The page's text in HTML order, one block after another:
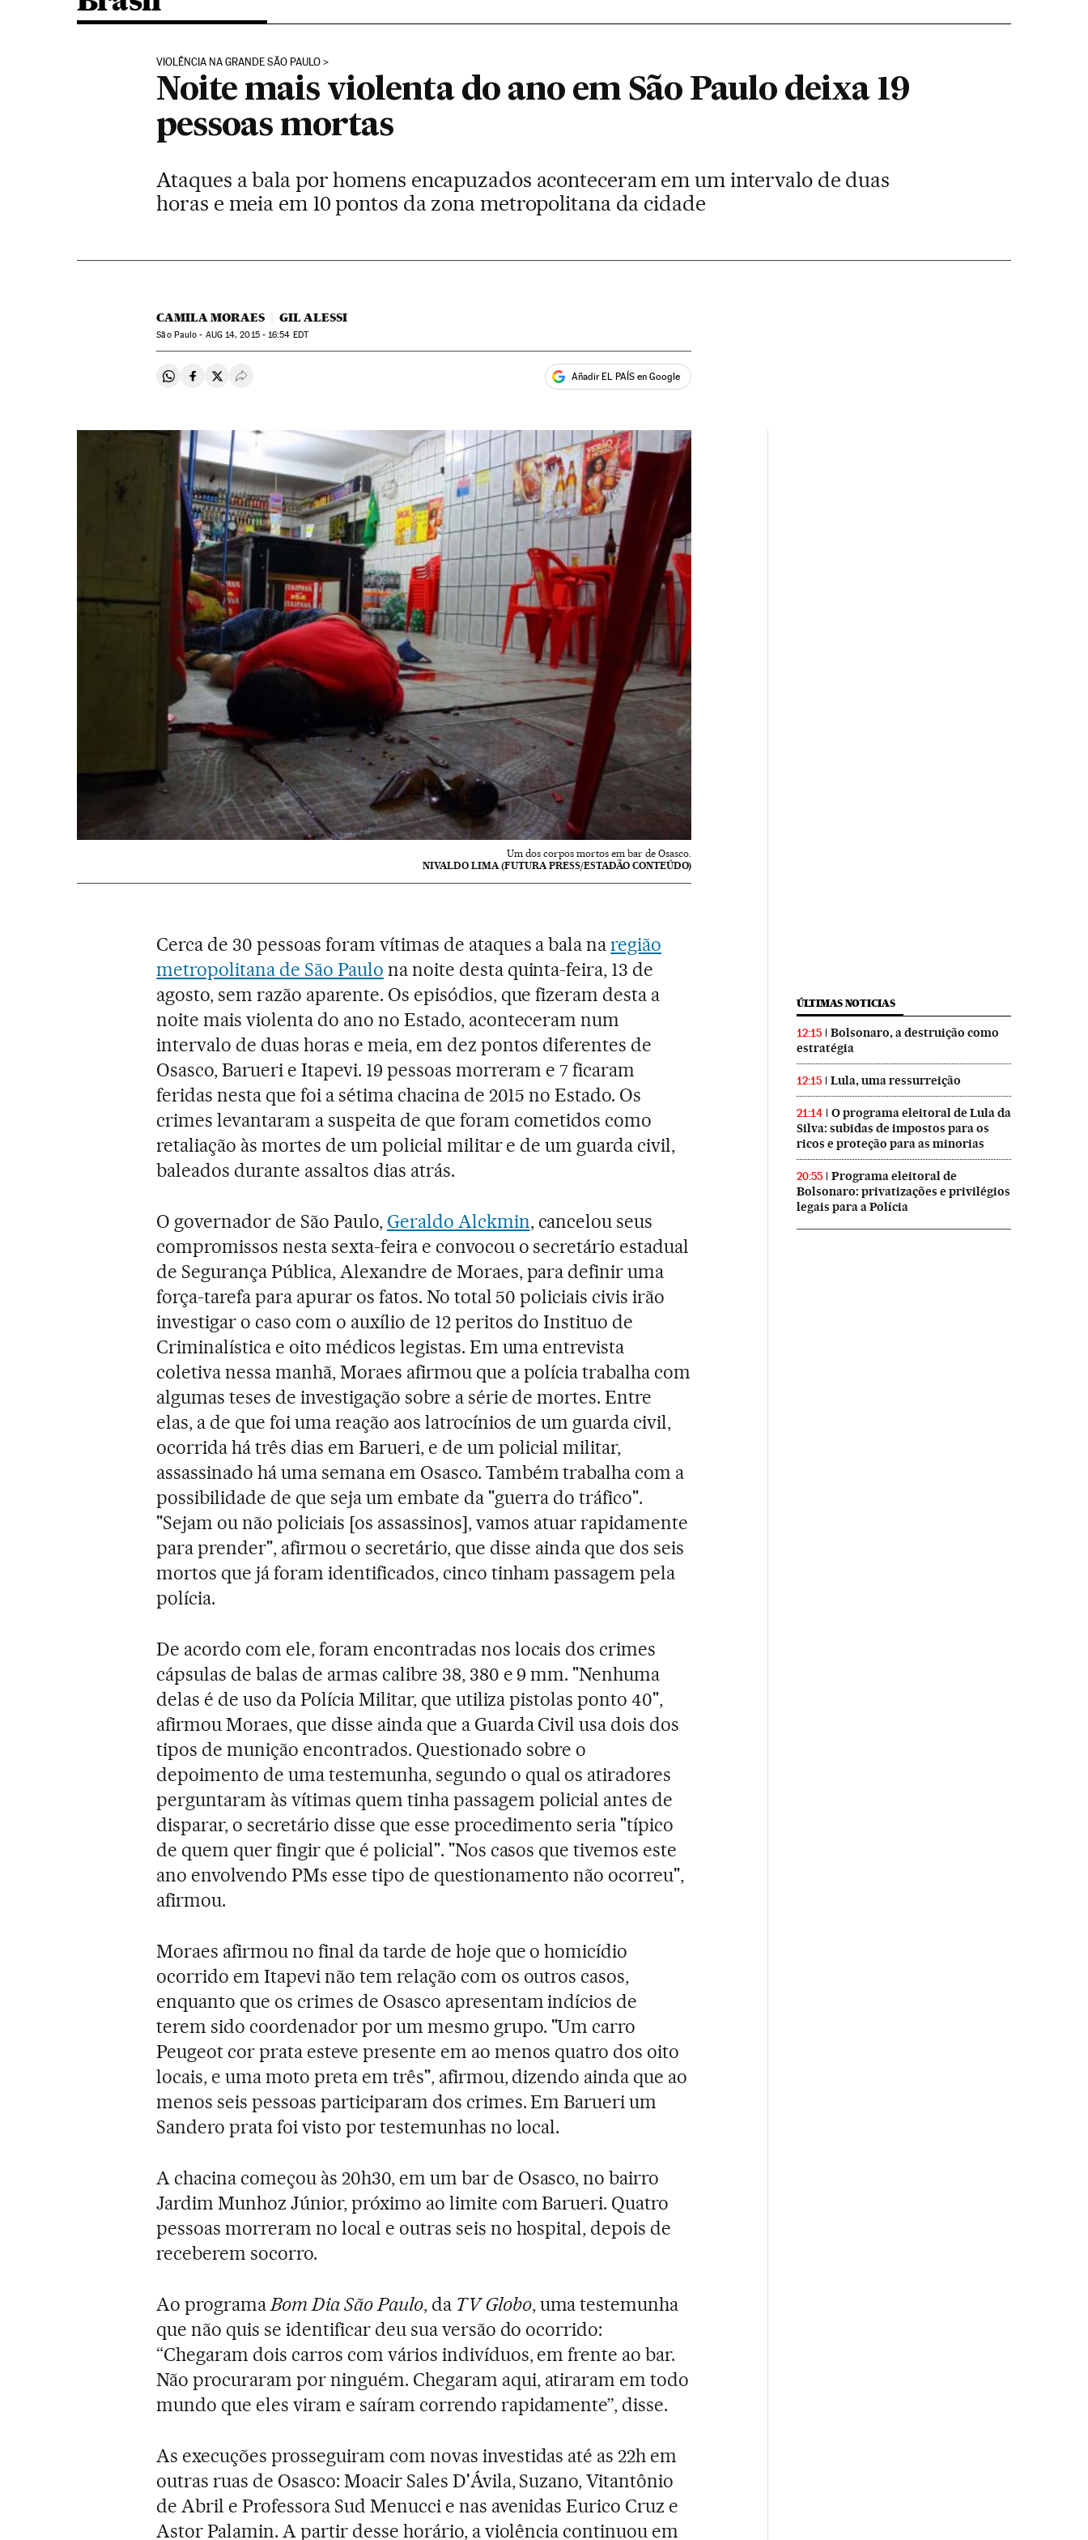
VIOLÊNCIA NA GRANDE SÃO PAULO
Noite mais violenta do ano em São Paulo deixa 19
pessoas mortas
Ataques a bala por homens encapuzados aconteceram em um intervalo de duas
horas e meia em 10 pontos da zona metropolitana da cidade
CAMILA MORAES GIL ALESSI
São Paulo - AUG14, 2015 - 16:54 EDT
Compartir en Whatsapp
Compartir en Facebook
Compartir en Twitter
Desplegar Redes Sociales Añadir EL PAÍS en Google
Um dos corpos mortos em bar de Osasco.
NIVALDO LIMA (FUTURA PRESS/ESTADÃO CONTEÚDO)
Cerca de 30 pessoas foram vítimas de ataques a bala naregião
metropolitana de São Paulo na noite desta quinta-feira, 13 de
agosto, sem razão aparente. Os episódios, que fizeram desta a
noite mais violenta do ano no Estado, aconteceram num
intervalo de duas horas e meia, em dez pontos diferentes de
Osasco, Barueri e Itapevi. 19 pessoas morreram e 7 ficaram
feridas nesta que foi a sétima chacina de 2015 no Estado. Os
crimes levantaram a suspeita de que foram cometidos como
retaliação às mortes de um policial militar e de um guarda civil,
baleados durante assaltos dias atrás.
O governador de São Paulo, Geraldo Alckmin, cancelou seus
compromissos nesta sexta-feira e convocou o secretário estadual
de Segurança Pública, Alexandre de Moraes, para definir uma
força-tarefa para apurar os fatos. No total 50 policiais civis irão
investigar o caso com o auxílio de 12 peritos do Instituo de
Criminalística e oito médicos legistas. Em uma entrevista
coletiva nessa manhã, Moraes afirmou que a polícia trabalha com
algumas teses de investigação sobre a série de mortes. Entre
elas, a de que foi uma reação aos latrocínios de um guarda civil,
ocorrida há três dias em Barueri, e de um policial militar,
assassinado há uma semana em Osasco. Também trabalha com a
possibilidade de que seja um embate da "guerra do tráfico".
"Sejam ou não policiais [os assassinos], vamos atuar rapidamente
para prender", afirmou o secretário, que disse ainda que dos seis
mortos que já foram identificados, cinco tinham passagem pela
polícia.
De acordo com ele, foram encontradas nos locais dos crimes
cápsulas de balas de armas calibre 38, 380 e 9 mm. "Nenhuma
delas é de uso da Polícia Militar, que utiliza pistolas ponto 40",
afirmou Moraes, que disse ainda que a Guarda Civil usa dois dos
tipos de munição encontrados. Questionado sobre o
depoimento de uma testemunha, segundo o qual os atiradores
perguntaram às vítimas quem tinha passagem policial antes de
disparar, o secretário disse que esse procedimento seria "típico
de quem quer fingir que é policial". "Nos casos que tivemos este
ano envolvendo PMs esse tipo de questionamento não ocorreu",
afirmou.
Moraes afirmou no final da tarde de hoje que o homicídio
ocorrido em Itapevi não tem relação com os outros casos,
enquanto que os crimes de Osasco apresentam indícios de
terem sido coordenador por um mesmo grupo. "Um carro
Peugeot cor prata esteve presente em ao menos quatro dos oito
locais, e uma moto preta em três", afirmou, dizendo ainda que ao
menos seis pessoas participaram dos crimes. Em Barueri um
Sandero prata foi visto por testemunhas no local.
A chacina começou às 20h30, em um bar de Osasco, no bairro
Jardim Munhoz Júnior, próximo ao limite com Barueri. Quatro
pessoas morreram no local e outras seis no hospital, depois de
receberem socorro.
Ao programaBom Dia São Paulo, da TV Globo, uma testemunha
que não quis se identificar deu sua versão do ocorrido:
“Chegaram dois carros com vários indivíduos, em frente ao bar.
Não procuraram por ninguém. Chegaram aqui, atiraram em todo
mundo que eles viram e saíram correndo rapidamente”, disse.
As execuções prosseguiram com novas investidas até as 22h em
outras ruas de Osasco: Moacir Sales D'Ávila, Suzano, Vitantônio
de Abril e Professora Sud Menucci e nas avenidas Eurico Cruz e
Astor Palamin. A partir desse horário, a violência continuou em
ÚLTIMAS NOTICIAS
12:15
Bolsonaro, a destruição como
estratégia
12:15 Lula, uma ressurreição
21:14
O programa eleitoral de Lula da
Silva: subidas de impostos para os
ricos e proteção para as minorias
20:55
Programa eleitoral de
Bolsonaro: privatizações e privilégios
legais para a Polícia